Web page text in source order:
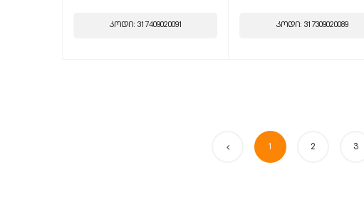
კოდი: 317409020091 კოდი: 317309020089
1 2 3